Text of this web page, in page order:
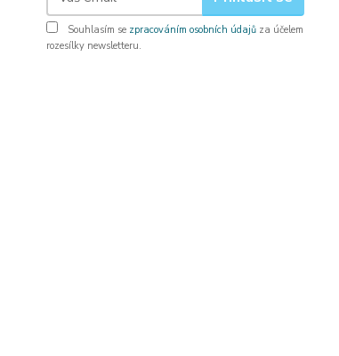
Souhlasím se zpracováním osobních údajů za účelem
rozesílky newsletteru.